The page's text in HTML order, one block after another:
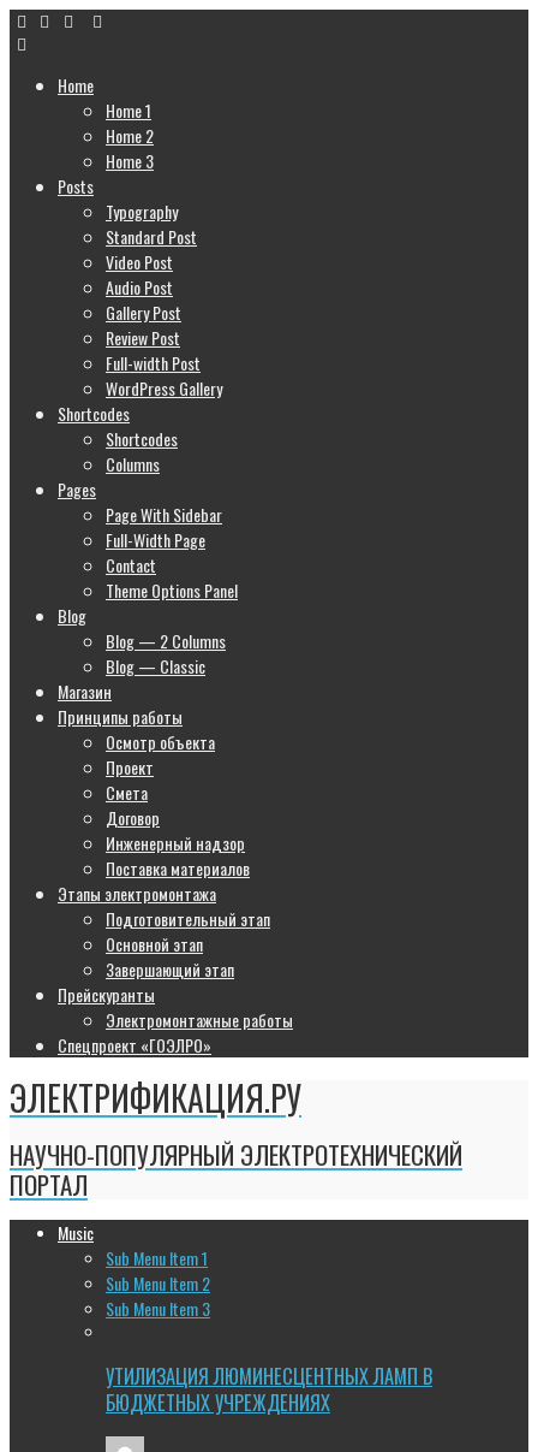
Home
Home 1
Home 2
Home 3
Posts
Typography
Standard Post
Video Post
Audio Post
Gallery Post
Review Post
Full-width Post
WordPress Gallery
Shortcodes
Shortcodes
Columns
Pages
Page With Sidebar
Full-Width Page
Contact
Theme Options Panel
Blog
Blog — 2 Columns
Blog — Classic
Магазин
Принципы работы
Осмотр объекта
Проект
Смета
Договор
Инженерный надзор
Поставка материалов
Этапы электромонтажа
Подготовительный этап
Основной этап
Завершающий этап
Прейскуранты
Электромонтажные работы
Спецпроект «ГОЭЛРО»
ЭЛЕКТРИФИКАЦИЯ.РУ
НАУЧНО-ПОПУЛЯРНЫЙ ЭЛЕКТРОТЕХНИЧЕСКИЙ
ПОРТАЛ
Music
Sub Menu Item 1
Sub Menu Item 2
Sub Menu Item 3
УТИЛИЗАЦИЯ ЛЮМИНЕСЦЕНТНЫХ ЛАМП В
БЮДЖЕТНЫХ УЧРЕЖДЕНИЯХ